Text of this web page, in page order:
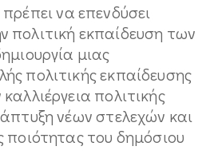
να επενδύσει
πολιτική εκπαίδευση των
μιας
πολιτικής εκπαίδευσης
πολιτικής
νέων στελεχών και
ποιότητας του δημόσιου